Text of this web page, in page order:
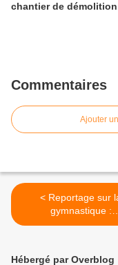
chantier de démolition
Commentaires
Ajouter
< Reportage sur la
gymnastique :
"Gymnastes", Année
Hébergé par Overblog